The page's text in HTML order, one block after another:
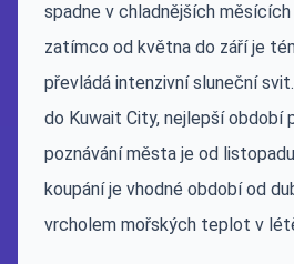
spadne v chladnějších
zatímco od května do září je
převládá intenzivní sluneční
do Kuwait City, nejlepší období
poznávání města je od
koupání je vhodné období od
vrcholem mořských teplot v